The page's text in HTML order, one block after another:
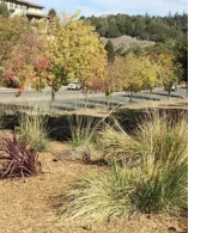
quảng cáo
404
soạn Chính sách bảo